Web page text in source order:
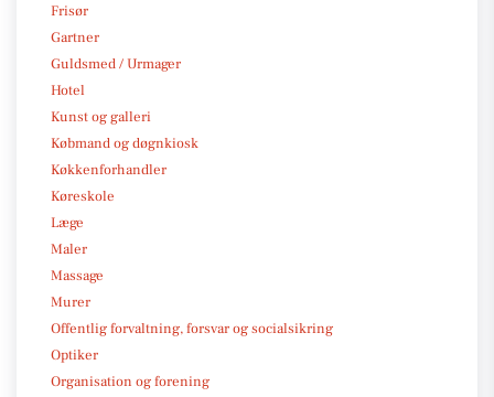
Frisør
Gartner
Guldsmed / Urmager
Hotel
Kunst og galleri
Købmand og døgnkiosk
Køkkenforhandler
Køreskole
Læge
Maler
Massage
Murer
Offentlig forvaltning, forsvar og socialsikring
Optiker
Organisation og forening